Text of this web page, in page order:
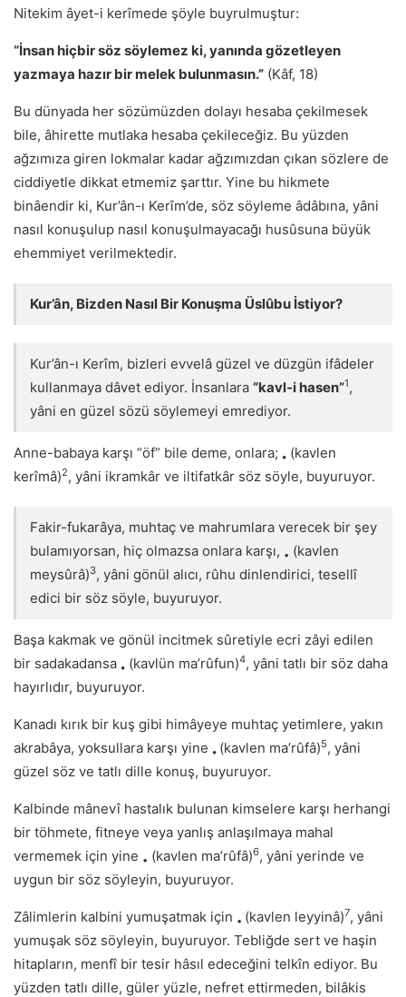
Nitekim âyet-i kerîmede şöyle buyrulmuştur:
“İnsan hiçbir söz söylemez ki, yanında gözetleyen
yazmaya hazır bir melek bulunmasın.” (Kâf, 18)
Bu dünyada her sözümüzden dolayı hesaba çekilmesek
bile, âhirette mutlaka hesaba çekileceğiz. Bu yüzden
ağzımıza giren lokmalar kadar ağzımızdan çıkan sözlere de
ciddiyetle dikkat etmemiz şarttır. Yine bu hikmete
binâendir ki, Kur’ân-ı Kerîm’de, söz söyleme âdâbına, yâni
nasıl konuşulup nasıl konuşulmayacağı husûsuna büyük
ehemmiyet verilmektedir.
Kur’ân, Bizden Nasıl Bir Konuşma Üslûbu İstiyor?
Kur’ân-ı Kerîm, bizleri evvelâ güzel ve düzgün ifâdeler
kullanmaya dâvet ediyor. İnsanlara “kavl-i hasen”1,
yâni en güzel sözü söylemeyi emrediyor.
Anne-babaya karşı “öf” bile deme, onlara; • (kavlen
kerîmâ)2, yâni ikramkâr ve iltifatkâr söz söyle, buyuruyor.
Fakir-fukarâya, muhtaç ve mahrumlara verecek bir şey
bulamıyorsan, hiç olmazsa onlara karşı, • (kavlen
meysûrâ)3, yâni gönül alıcı, rûhu dinlendirici, tesellî
edici bir söz söyle, buyuruyor.
Başa kakmak ve gönül incitmek sûretiyle ecri zâyi edilen
bir sadakadansa • (kavlün ma’rûfun)4, yâni tatlı bir söz daha
hayırlıdır, buyuruyor.
Kanadı kırık bir kuş gibi himâyeye muhtaç yetimlere, yakın
akrabâya, yoksullara karşı yine • (kavlen ma’rûfâ)5, yâni
güzel söz ve tatlı dille konuş, buyuruyor.
Kalbinde mânevî hastalık bulunan kimselere karşı herhangi
bir töhmete, fitneye veya yanlış anlaşılmaya mahal
vermemek için yine • (kavlen ma’rûfâ)6, yâni yerinde ve
uygun bir söz söyleyin, buyuruyor.
Zâlimlerin kalbini yumuşatmak için • (kavlen leyyinâ)7, yâni
yumuşak söz söyleyin, buyuruyor. Tebliğde sert ve haşin
hitapların, menfî bir tesir hâsıl edeceğini telkîn ediyor. Bu
yüzden tatlı dille, güler yüzle, nefret ettirmeden, bilâkis